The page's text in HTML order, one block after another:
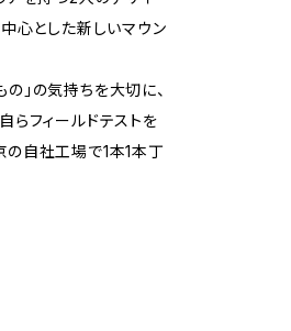
心とした新しいマウン
」の気持ちを大切に、
らフィールドテストを
の自社工場で1本1本丁